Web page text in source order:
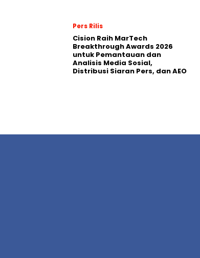
Pers Rilis
Cision Raih MarTech
Breakthrough Awards 2026
untuk Pemantauan dan
Analisis Media Sosial,
Distribusi Siaran Pers, dan AEO